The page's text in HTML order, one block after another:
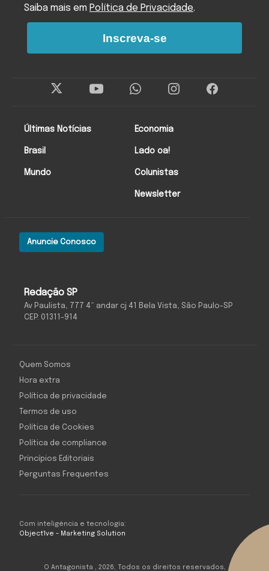
Redação SP
Av Paulista, 777 4º andar cj 41 Bela Vista, São Paulo-SP
CEP: 01311-914
Anuncie Conosco
Últimas Notícias
Brasil
Mundo
Economia
Lado oa!
Colunistas
Newsletter
Saiba mais em Política de Privacidade.
Inscreva-se
Com inteligência e tecnologia:
Object1ve - Marketing Solution
Quem Somos
Hora extra
Política de privacidade
Termos de uso
Política de Cookies
Política de compliance
Princípios Editoriais
Perguntas Frequentes
O Antagonista , 2026, Todos os direitos reservados,